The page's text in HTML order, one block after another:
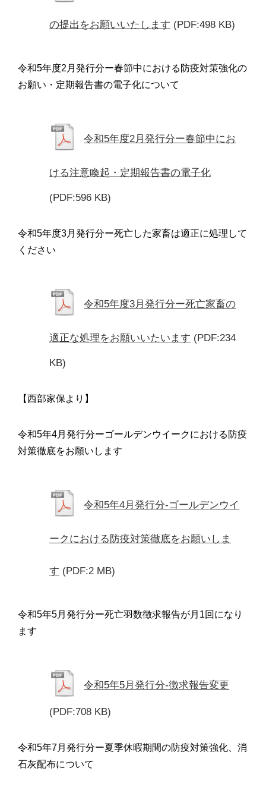
の提出をお願いいたします (PDF:498 KB)
令和5年度2月発行分ー春節中における防疫対策強化の
お願い・定期報告書の電子化について
令和5年度2月発行分ー春節中にお
ける注意喚起・定期報告書の電子化
(PDF:596 KB)
令和5年度3月発行分ー死亡した家畜は適正に処理して
ください
令和5年度3月発行分ー死亡家畜の
適正な処理をお願いいたいます (PDF:234
KB)
【西部家保より】
令和5年4月発行分ーゴールデンウイークにおける防疫
対策徹底をお願いします
令和5年4月発行分-ゴールデンウイ
ークにおける防疫対策徹底をお願いしま
す (PDF:2 MB)
令和5年5月発行分ー死亡羽数徴求報告が月1回になり
ます
令和5年5月発行分-徴求報告変更
(PDF:708 KB)
令和5年7月発行分ー夏季休暇期間の防疫対策強化、消
石灰配布について